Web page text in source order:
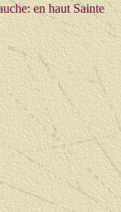
en haut Sainte